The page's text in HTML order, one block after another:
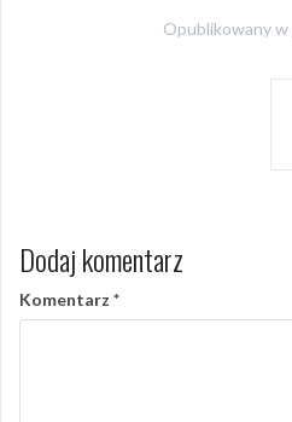
Opublikowany w
Dodaj komentarz
Komentarz *